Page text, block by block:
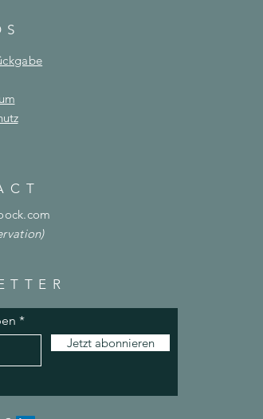
Jetzt abonnieren